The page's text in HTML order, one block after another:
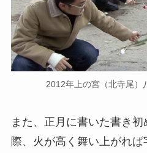
2012年上の宮（北寺尾
また、正月に書いた書き
際、火が高く舞い上がれ